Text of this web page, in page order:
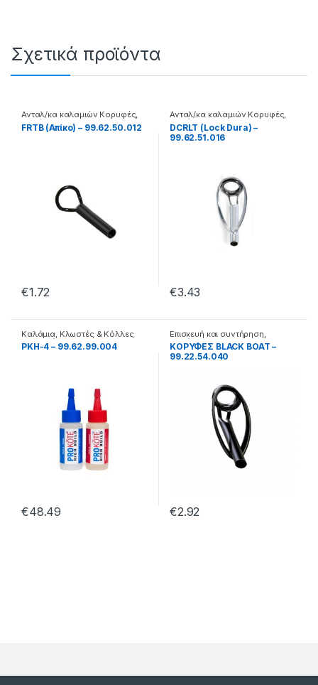
Σχετικά προϊόντα
Ανταλ/κα καλαμιών Κορυφές
Καλάμια
FRTB (Απίκο) – 99.62.50.012
€1.72
Ανταλ/κα καλαμιών Κορυφές
Καλάμια
DCRLT (Lock Dura) –
99.62.51.016
€3.43
Καλάμια Κλωστές & Κόλλες
Επισκευής
PKH-4 – 99.62.99.004
€48.49
Επισκευή και συντήρηση
Καλάμια
ΚΟΡΥΦΕΣ BLACK BOAT –
99.22.54.040
€2.92